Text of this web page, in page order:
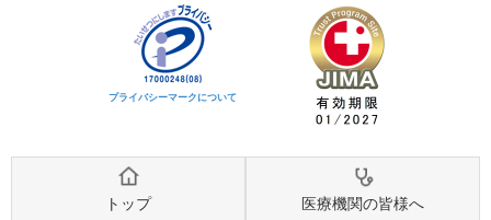
プライバシーマークについて
トップ 医療機関の皆様へ